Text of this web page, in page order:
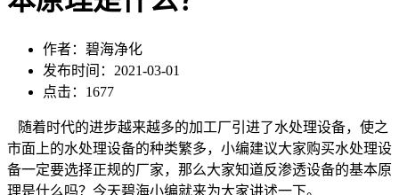
作者：碧海净化
发布时间：2021-03-01
点击：1677
随着时代的进步越来越多的加工厂引进了水处理设备，使之
市面上的水处理设备的种类繁多，小编建议大家购买水处理设
备一定要选择正规的厂家，那么大家知道反渗透设备的基本原
理是什么吗？今天碧海小编就来为大家讲述一下。